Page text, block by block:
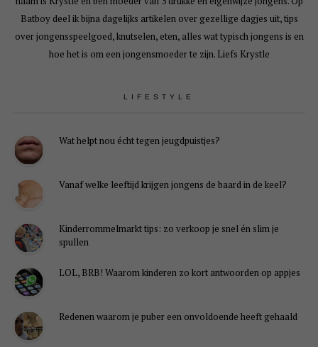
Batboy deel ik bijna dagelijks artikelen over gezellige dagjes uit, tips
over jongensspeelgoed, knutselen, eten, alles wat typisch jongens is en
hoe het is om een jongensmoeder te zijn. Liefs Krystle
LIFESTYLE
Wat helpt nou écht tegen jeugdpuistjes?
Vanaf welke leeftijd krijgen jongens de baard in de keel?
Kinderrommelmarkt tips: zo verkoop je snel én slim je
spullen
LOL, BRB! Waarom kinderen zo kort antwoorden op appjes
Redenen waarom je puber een onvoldoende heeft gehaald